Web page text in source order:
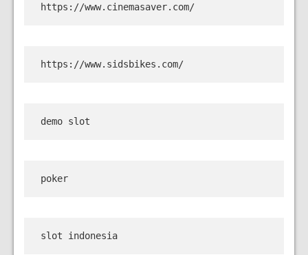
https://www.cinemasaver.com/
https://www.sidsbikes.com/
demo slot
poker
slot indonesia